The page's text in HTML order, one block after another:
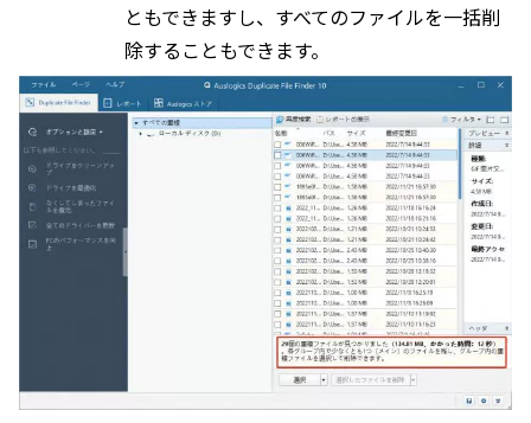
ともできますし、すべてのファイルを一括削
除することもできます。